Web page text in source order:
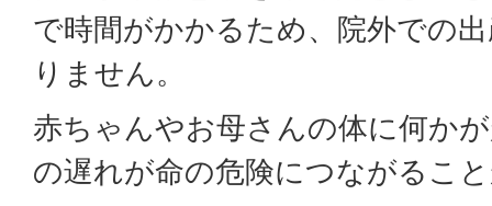
で時間がかかるため、院外での
りません。
赤ちゃんやお母さんの体に何か
の遅れが命の危険につながるこ